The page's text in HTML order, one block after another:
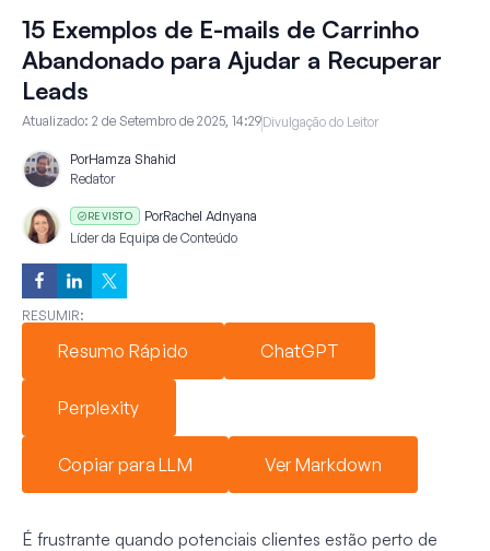
15 Exemplos de E-mails de Carrinho
Abandonado para Ajudar a Recuperar
Leads
Atualizado: 2 de Setembro de 2025, 14:29Divulgação do Leitor
PorHamza Shahid
Redator
REVISTO PorRachel Adnyana
Líder da Equipa de Conteúdo
RESUMIR:
Resumo Rápido ChatGPT
Perplexity
Copiar para LLM Ver Markdown
É frustrante quando potenciais clientes estão perto de